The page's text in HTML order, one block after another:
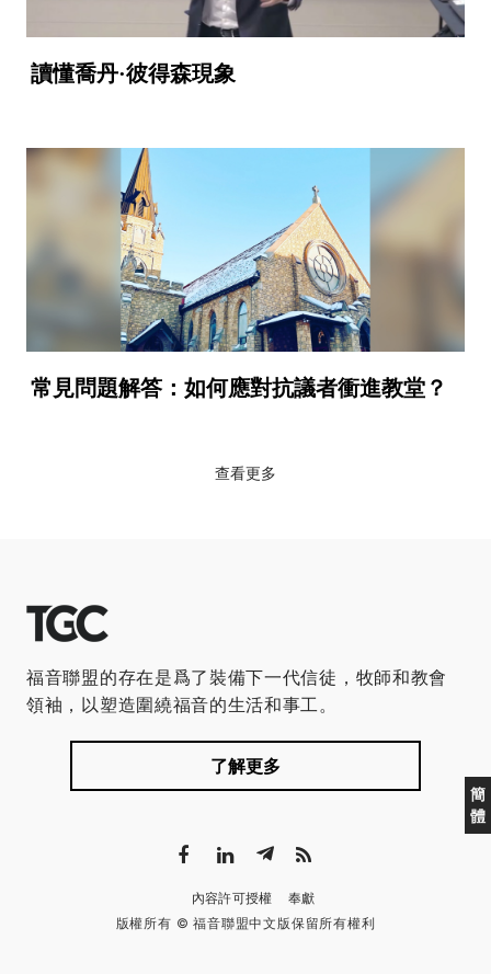
讀懂喬丹·彼得森現象
常見問題解答：如何應對抗議者衝進教堂？
查看更多
簡
體
福音聯盟的存在是爲了裝備下一代信徒，牧師和教會
領袖，以塑造圍繞福音的生活和事工。
了解更多
內容許可授權
奉獻
版權所有 © 福音聯盟中文版保留所有權利